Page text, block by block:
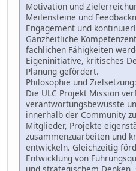
Motivation und
Meilensteine und
Engagement und
Ganzheitliche
fachlichen Fähigkeiten
Eigeninitiative, kritisches
Planung gefördert.
Philosophie und Zielsetzung:
Die ULC Projekt Mission
verantwortungsbewusste
innerhalb der Community
Mitglieder, Projekte
zusammenzuarbeiten und
entwickeln. Gleichzeitig
Entwicklung von
und strategischem